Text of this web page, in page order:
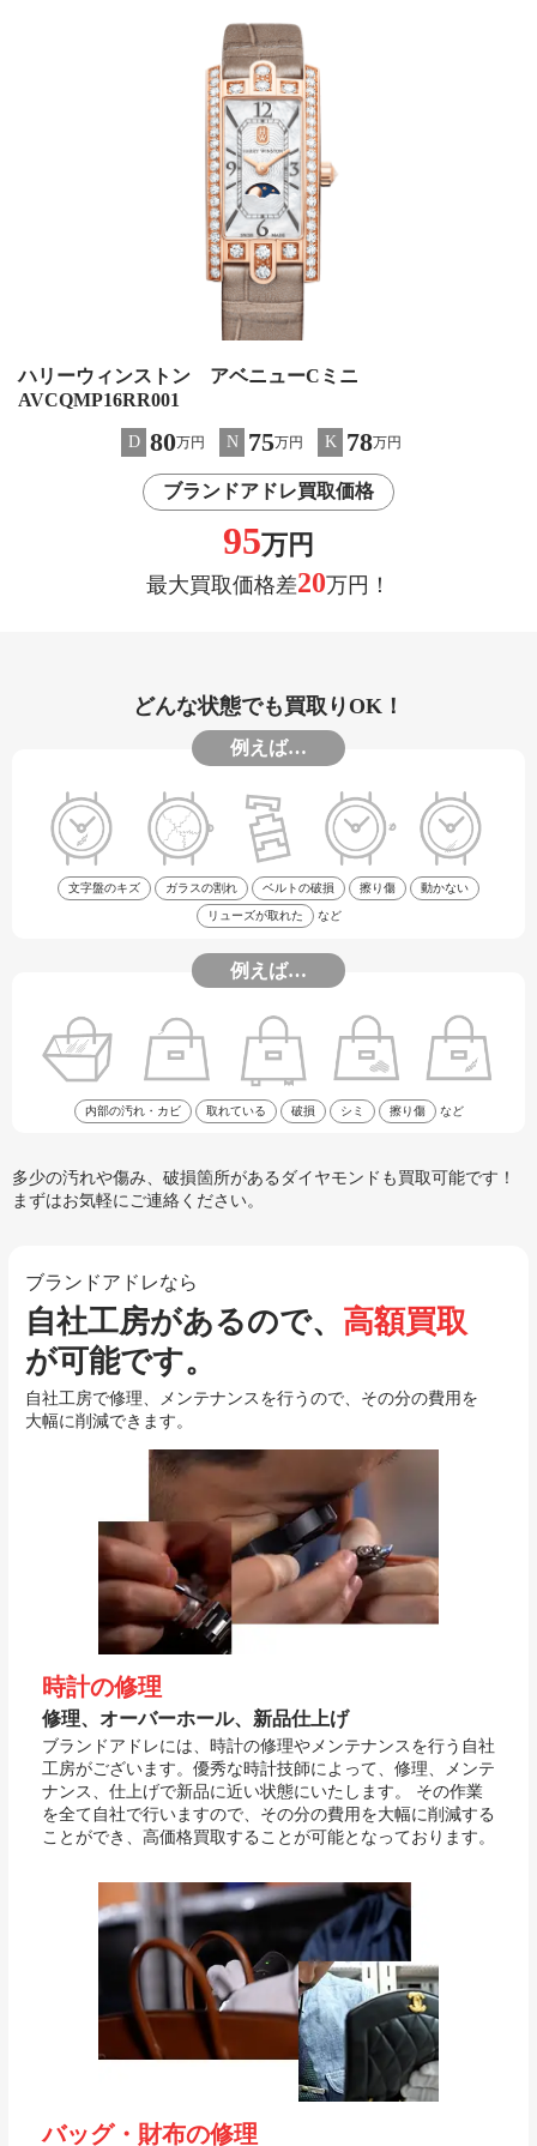
ハリーウィンストン アベニューCミニ
AVCQMP16RR001
D 80万円 N 75万円 K 78万円
ブランドアドレ買取価格
95万円
最大買取価格差20万円！
どんな状態でも買取りOK！
例えば…
文字盤のキズ ガラスの割れ ベルトの破損 擦り傷 動かない
リューズが取れた など
例えば…
内部の汚れ・カビ 取れている 破損 シミ 擦り傷 など
多少の汚れや傷み、破損箇所があるダイヤモンドも買取可能です！
まずはお気軽にご連絡ください。
ブランドアドレなら
自社工房があるので、 高額買取
が可能です。
自社工房で修理、メンテナンスを行うので、その分の費用を
大幅に削減できます。
時計の修理
修理、オーバーホール、新品仕上げ
ブランドアドレには、時計の修理やメンテナンスを行う自社
工房がございます。優秀な時計技師によって、修理、メンテ
ナンス、仕上げで新品に近い状態にいたします。 その作業
を全て自社で行いますので、その分の費用を大幅に削減する
ことができ、高価格買取することが可能となっております。
バッグ・財布の修理